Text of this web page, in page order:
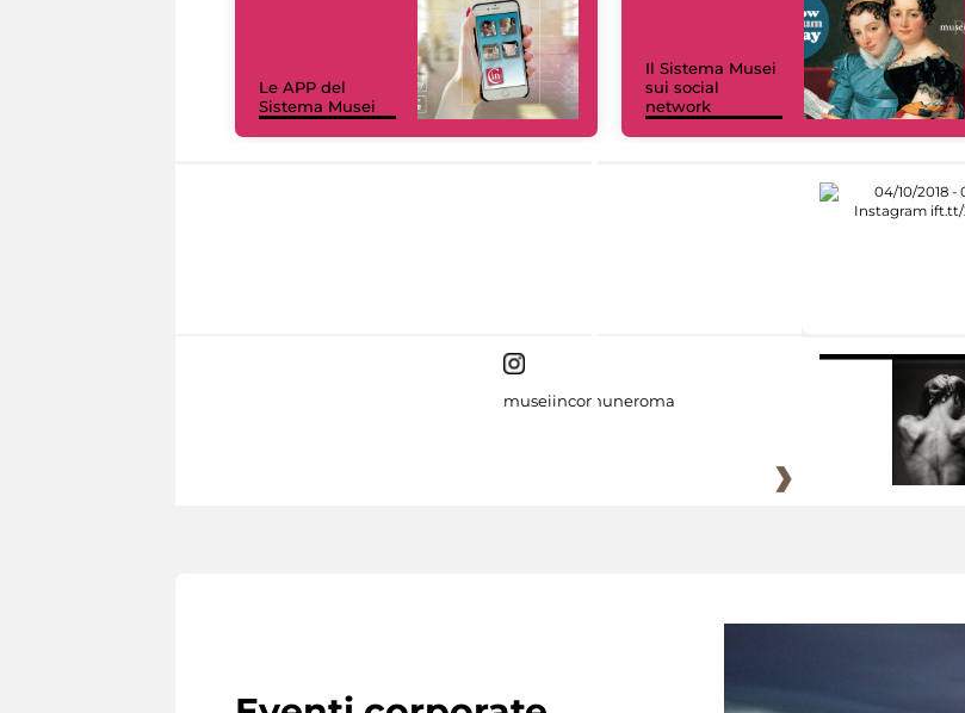
Le APP del
Sistema Musei
Il Sistema Musei
sui social
network
museiincomuneroma